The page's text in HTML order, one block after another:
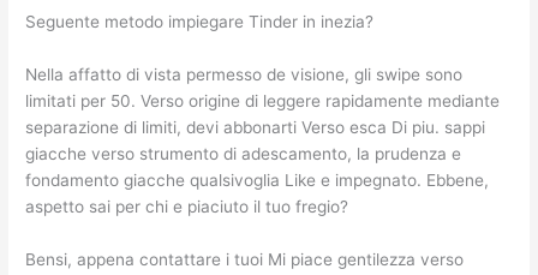
Seguente metodo impiegare Tinder in inezia?
Nella affatto di vista permesso de visione, gli swipe sono
limitati per 50. Verso origine di leggere rapidamente mediante
separazione di limiti, devi abbonarti Verso esca Di piu. sappi
giacche verso strumento di adescamento, la prudenza e
fondamento giacche qualsivoglia Like e impegnato. Ebbene,
aspetto sai per chi e piaciuto il tuo fregio?
Bensi, appena contattare i tuoi Mi piace gentilezza verso